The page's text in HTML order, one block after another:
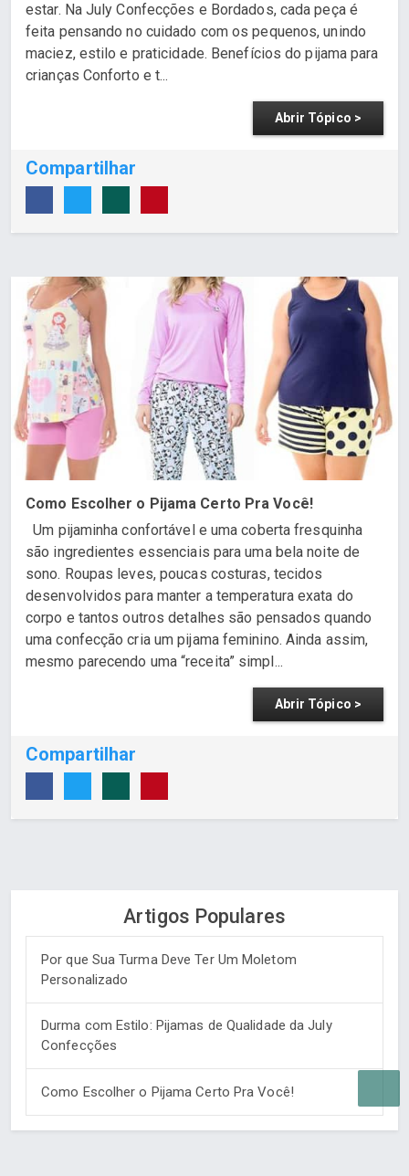
estar. Na July Confecções e Bordados, cada peça é
feita pensando no cuidado com os pequenos, unindo
maciez, estilo e praticidade. Benefícios do pijama para
crianças Conforto e t...
Abrir Tópico >
Compartilhar
Como Escolher o Pijama Certo Pra Você!
Um pijaminha confortável e uma coberta fresquinha
são ingredientes essenciais para uma bela noite de
sono. Roupas leves, poucas costuras, tecidos
desenvolvidos para manter a temperatura exata do
corpo e tantos outros detalhes são pensados quando
uma confecção cria um pijama feminino. Ainda assim,
mesmo parecendo uma “receita” simpl...
Abrir Tópico >
Compartilhar
Artigos Populares
Por que Sua Turma Deve Ter Um Moletom
Personalizado
Durma com Estilo: Pijamas de Qualidade da July
Confecções
Como Escolher o Pijama Certo Pra Você!